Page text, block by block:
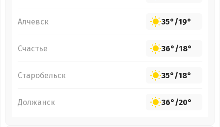
Алчевск 35°/19°
Счастье 36°/18°
Старобельск 35°/18°
Должанск 36°/20°